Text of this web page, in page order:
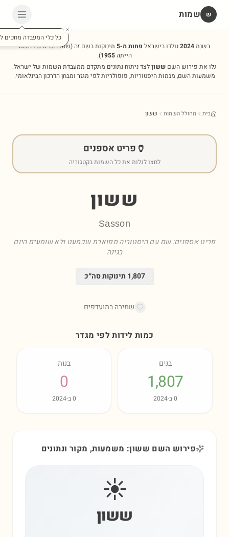
שׁ שמות
כל כלי המעבדה מחכים
בשנת2024נולדו בישראל פחות מ-5 תינוקות בשם זה(שנת השיא של השם
הייתה1955
).
גלו את פירוש השם ששוןלצד ניתוח נתונים מתקדם ממעבדת השמות של ישראל:
משמעות השם, מגמות היסטוריות, פופולריות לפי מגזר ומבחן הדרכון הבינלאומי.
בית מחולל השמות ששון
🏺 פריט אספנים
לחצו לגלות את כל השמות בקטגוריה
ששון
Sasson
פריט אספנים: שם עם היסטוריה מפוארת שכמעט ולא שומעים היום
בגינה
1,807 תינוקות סה״כ
שמירה במועדפים
כמות לידות לפי מגדר
בנים
1,807
0ב-2024
בנות
0
0ב-2024
פירוש השם ששון: משמעות, מקור ונתונים
☀️
ששון